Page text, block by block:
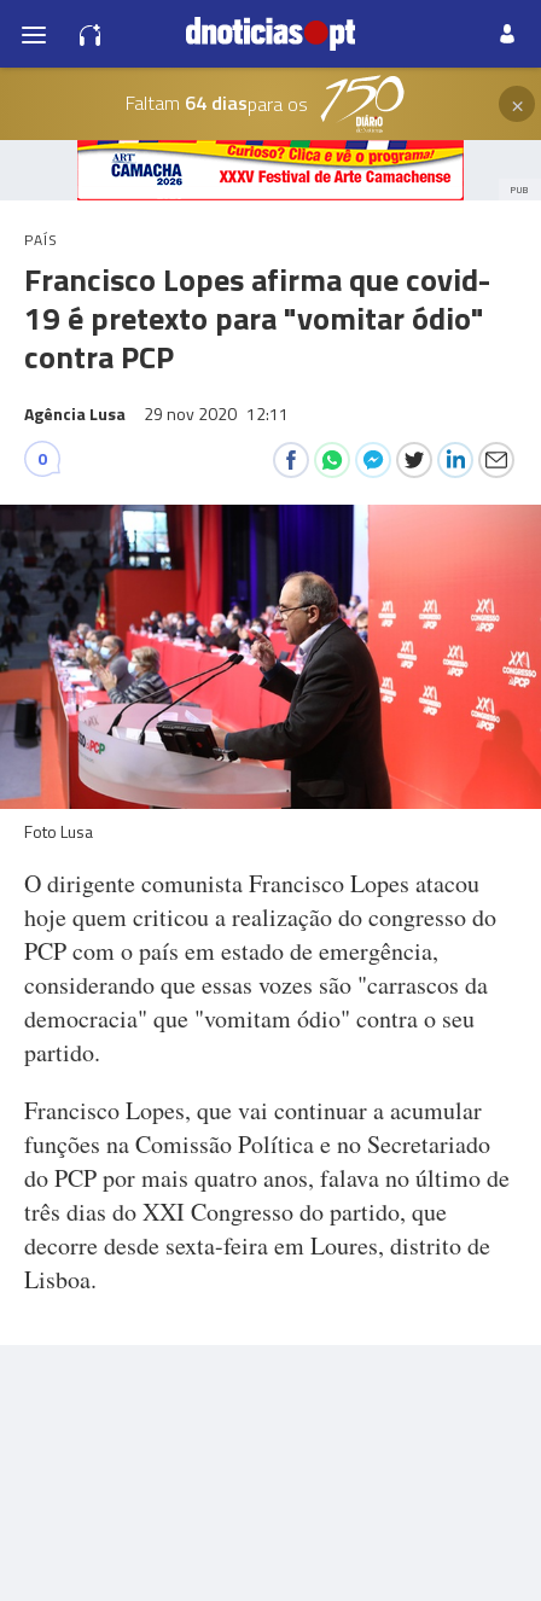
Faltam 64 diaspara os ×
PUB
PAÍS
Francisco Lopes afirma que covid-
19 é pretexto para "vomitar ódio"
contra PCP
Agência Lusa 29 nov 2020 12:11
0
Foto Lusa
O dirigente comunista Francisco Lopes atacou
hoje quem criticou a realização do congresso do
PCP com o país em estado de emergência,
considerando que essas vozes são "carrascos da
democracia" que "vomitam ódio" contra o seu
partido.
Francisco Lopes, que vai continuar a acumular
funções na Comissão Política e no Secretariado
do PCP por mais quatro anos, falava no último de
três dias do XXI Congresso do partido, que
decorre desde sexta-feira em Loures, distrito de
Lisboa.